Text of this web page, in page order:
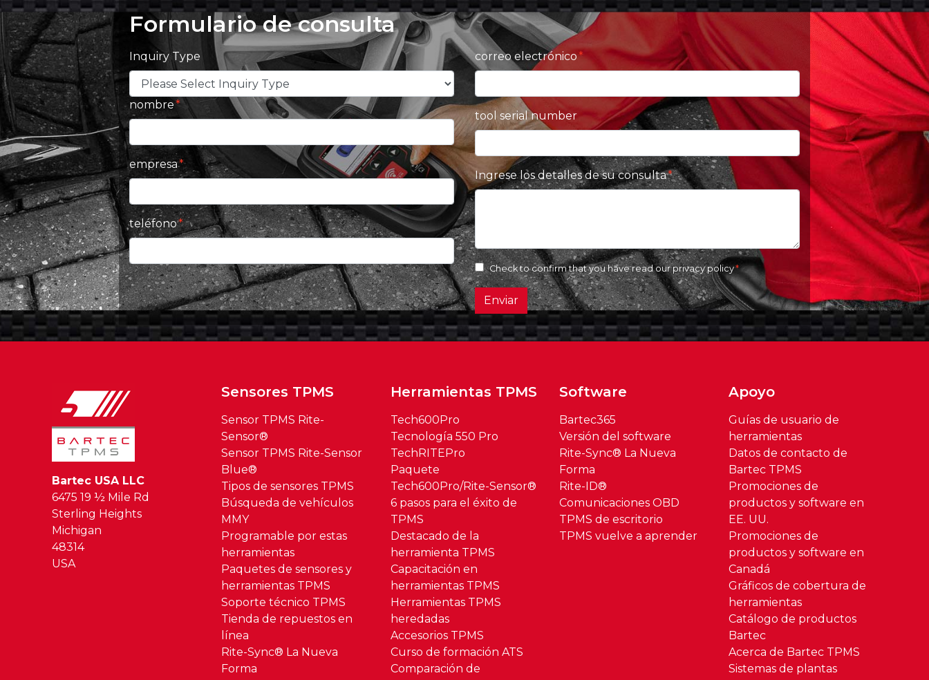
Formulario de consulta
Inquiry Type
nombre
empresa
teléfono
correo electrónico
tool serial number
Ingrese los detalles de su consulta
Check to confirm that you have read ourprivacy policy
Enviar
Bartec USA LLC
6475 19 ½ Mile Rd
Sterling Heights
Michigan
48314
USA
Sensores TPMS
Sensor TPMS Rite-
Sensor®
Sensor TPMS Rite-Sensor
Blue®
Tipos de sensores TPMS
Búsqueda de vehículos
MMY
Programable por estas
herramientas
Paquetes de sensores y
herramientas TPMS
Soporte técnico TPMS
Tienda de repuestos en
línea
Rite-Sync® La Nueva
Forma
Herramientas TPMS
Tech600Pro
Tecnología 550 Pro
TechRITEPro
Paquete
Tech600Pro/Rite-Sensor®
6 pasos para el éxito de
TPMS
Destacado de la
herramienta TPMS
Capacitación en
herramientas TPMS
Herramientas TPMS
heredadas
Accesorios TPMS
Curso de formación ATS
Comparación de
Software
Bartec365
Versión del software
Rite-Sync® La Nueva
Forma
Rite-ID®
Comunicaciones OBD
TPMS de escritorio
TPMS vuelve a aprender
Apoyo
Guías de usuario de
herramientas
Datos de contacto de
Bartec TPMS
Promociones de
productos y software en
EE. UU.
Promociones de
productos y software en
Canadá
Gráficos de cobertura de
herramientas
Catálogo de productos
Bartec
Acerca de Bartec TPMS
Sistemas de plantas